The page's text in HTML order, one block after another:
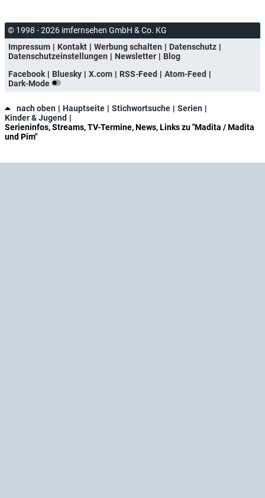
© 1998 - 2026 imfernsehen GmbH & Co. KG
Impressum
Kontakt Werbung schalten
Datenschutz
Datenschutzeinstellungen
Newsletter
Blog
Facebook
Bluesky X.com RSS-Feed
Atom-Feed
Dark-Mode
nach oben Hauptseite Stichwortsuche
Serien
Kinder & Jugend
Serieninfos, Streams, TV-Termine, News, Links zu "Madita / Madita
und Pim"